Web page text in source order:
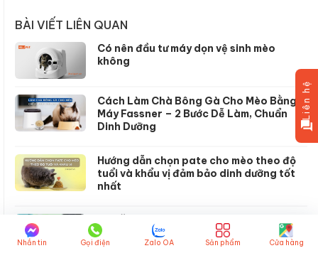
BÀI VIẾT LIÊN QUAN
Có nên đầu tư máy dọn vệ sinh mèo
không
Cách Làm Chà Bông Gà Cho Mèo Bằng
Máy Fassner – 2 Bước Dễ Làm, Chuẩn
Dinh Dưỡng
Hướng dẫn chọn pate cho mèo theo độ
tuổi và khẩu vị đảm bảo dinh dưỡng tốt
nhất
Dễ Làm Tại Nhà
Liên hệ
Nhắn tin Gọi điện Zalo OA Sản phẩm Cửa hàng